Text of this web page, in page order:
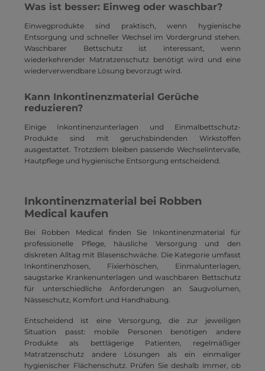
Was ist besser: Einweg oder waschbar?
Einwegprodukte sind praktisch, wenn hygienische
Entsorgung und schneller Wechsel im Vordergrund stehen.
Waschbarer Bettschutz ist interessant, wenn
wiederkehrender Matratzenschutz benötigt wird und eine
wiederverwendbare Lösung bevorzugt wird.
Kann Inkontinenzmaterial Gerüche
reduzieren?
Einige Inkontinenzunterlagen und Einmalbettschutz-
Produkte sind mit geruchsbindenden Wirkstoffen
ausgestattet. Trotzdem bleiben passende Wechselintervalle,
Hautpflege und hygienische Entsorgung entscheidend.
Inkontinenzmaterial bei Robben
Medical kaufen
Bei Robben Medical finden Sie Inkontinenzmaterial für
professionelle Pflege, häusliche Versorgung und den
diskreten Alltag mit Blasenschwäche. Die Kategorie umfasst
Inkontinenzhosen, Fixierhöschen, Einmalunterlagen,
saugstarke Krankenunterlagen und waschbaren Bettschutz
für unterschiedliche Anforderungen an Saugvolumen,
Nässeschutz, Komfort und Handhabung.
Entscheidend ist eine Versorgung, die zur jeweiligen
Situation passt: mobile Personen benötigen andere
Produkte als bettlägerige Patienten, regelmäßiger
Matratzenschutz andere Lösungen als ein einmaliger
hygienischer Flächenschutz. Prüfen Sie deshalb immer, ob